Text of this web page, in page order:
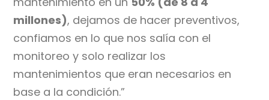
millones), dejamos de hacer preventivos,
confiamos en lo que nos salía con el
monitoreo y solo realizar los
mantenimientos que eran necesarios en
base a la condición.”​